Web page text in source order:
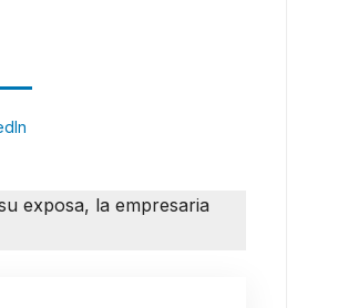
exposa, la empresaria